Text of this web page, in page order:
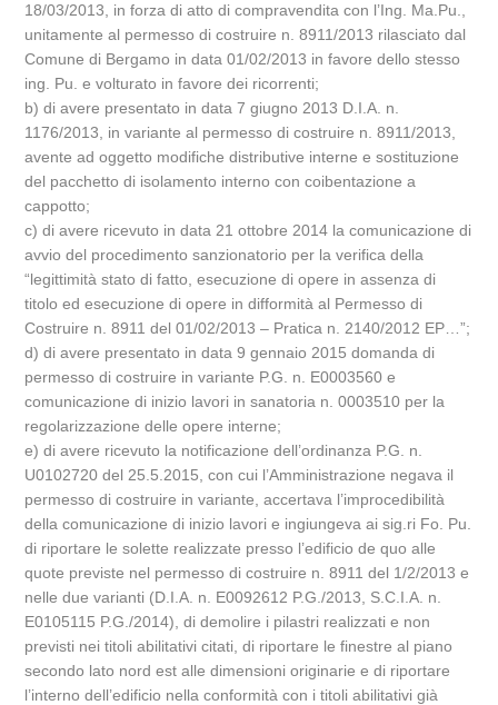
18/03/2013, in forza di atto di compravendita con l’Ing. Ma.Pu.,
unitamente al permesso di costruire n. 8911/2013 rilasciato dal
Comune di Bergamo in data 01/02/2013 in favore dello stesso
ing. Pu. e volturato in favore dei ricorrenti;
b) di avere presentato in data 7 giugno 2013 D.I.A. n.
1176/2013, in variante al permesso di costruire n. 8911/2013,
avente ad oggetto modifiche distributive interne e sostituzione
del pacchetto di isolamento interno con coibentazione a
cappotto;
c) di avere ricevuto in data 21 ottobre 2014 la comunicazione di
avvio del procedimento sanzionatorio per la verifica della
“legittimità stato di fatto, esecuzione di opere in assenza di
titolo ed esecuzione di opere in difformità al Permesso di
Costruire n. 8911 del 01/02/2013 – Pratica n. 2140/2012 EP…”;
d) di avere presentato in data 9 gennaio 2015 domanda di
permesso di costruire in variante P.G. n. E0003560 e
comunicazione di inizio lavori in sanatoria n. 0003510 per la
regolarizzazione delle opere interne;
e) di avere ricevuto la notificazione dell’ordinanza P.G. n.
U0102720 del 25.5.2015, con cui l’Amministrazione negava il
permesso di costruire in variante, accertava l’improcedibilità
della comunicazione di inizio lavori e ingiungeva ai sig.ri Fo. Pu.
di riportare le solette realizzate presso l’edificio de quo alle
quote previste nel permesso di costruire n. 8911 del 1/2/2013 e
nelle due varianti (D.I.A. n. E0092612 P.G./2013, S.C.I.A. n.
E0105115 P.G./2014), di demolire i pilastri realizzati e non
previsti nei titoli abilitativi citati, di riportare le finestre al piano
secondo lato nord est alle dimensioni originarie e di riportare
l’interno dell’edificio nella conformità con i titoli abilitativi già